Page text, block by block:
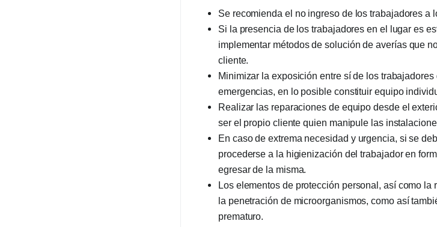
Se recomienda el no ingreso de los trabajadores a
Si la presencia de los trabajadores en el lugar es
implementar métodos de solución de averías que
cliente.
Minimizar la exposición entre sí de los
emergencias, en lo posible constituir equipo
Realizar las reparaciones de equipo desde el
ser el propio cliente quien manipule las
En caso de extrema necesidad y urgencia, si se
procederse a la higienización del trabajador en
egresar de la misma.
Los elementos de protección personal, así como
la penetración de microorganismos, como así
prematuro.